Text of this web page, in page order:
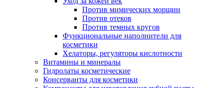
Против мимических морщин
Против отеков
Против темных кругов
Функциональные наполнители для
косметики
Хелаторы, регуляторы кислотности
Витамины и минералы
Гидролаты косметические
Консерванты для косметики